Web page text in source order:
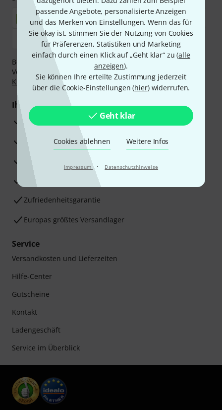
passende Angebote, personalisierte Anzeigen
und das Merken von Einstellungen. Wenn das für
Sie okay ist, stimmen Sie der Nutzung von Cookies
für Präferenzen, Statistiken und Marketing
einfach durch einen Klick auf „Geht klar“ zu (alle
anzeigen).
Sie können Ihre erteilte Zustimmung jederzeit
über die Cookie-Einstellungen (hier) widerrufen.
Geht klar
Cookies ablehnen Weitere Infos
Impressum · Datenschutzhinweise
Bezahlen Sie vertraulich und sicher per Nachnahme,
Vorkasse, PayPal, Amazon Pay,Klarna Sofort bezahlen
Klarna Ratenzahlungoder Kreditkarte.
Ihre Vorteile
3 Jahre Thomann Garantie
30 Tage Money-Back-Garantie
Beratung durch Fachexperten
Zufriedenheitsgarantie
Europas größtes Versandlager
Service
Versandkosten und Lieferzeiten
Hilfe-Center
Gutscheine
Kontakt
Ladengeschäft
Service im Überblick